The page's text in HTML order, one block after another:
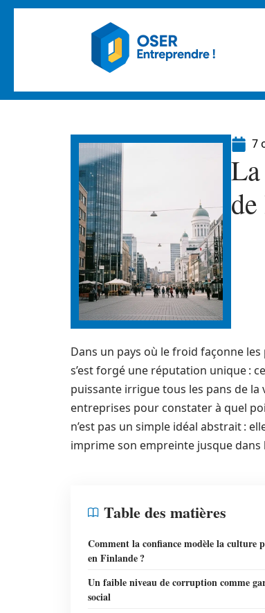
7
Dans un pays où le froid façonne
s’est forgé une réputation unique :
puissante irrigue tous les pans de
entreprises pour constater à quel
n’est pas un simple idéal abstrait :
imprime son empreinte jusque dans
Table des matières
Comment la confiance modèle la culture
en Finlande ?
Un faible niveau de corruption comme
social